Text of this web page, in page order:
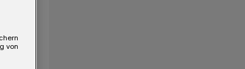
von